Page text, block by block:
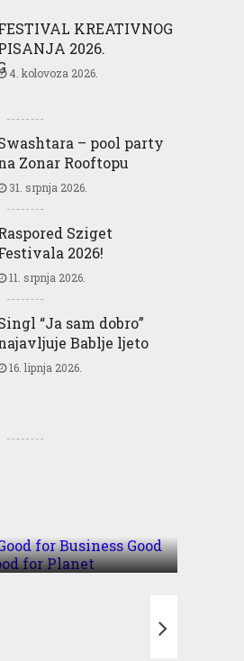
KREATIVNOG
2026.
4. kolovoza 2026.
– pool party
Zonar Rooftopu
31. srpnja 2026.
Sziget
2026!
11. srpnja 2026.
“Ja sam dobro”
Bablje ljeto
16. lipnja 2026.
Good for People